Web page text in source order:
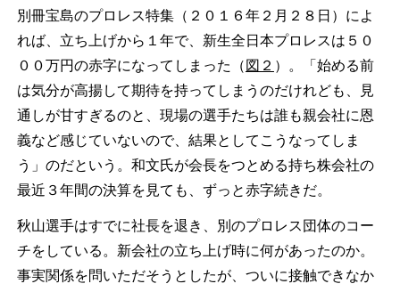
別冊宝島のプロレス特集（２０１６年２月２８日）によ
れば、立ち上げから１年で、新生全日本プロレスは５０
００万円の赤字になってしまった（ 図２ ）。「始める前
は気分が高揚して期待を持ってしまうのだけれども、見
通しが甘すぎるのと、現場の選手たちは誰も親会社に恩
義など感じていないので、結果としてこうなってしま
う」のだという。和文氏が会長をつとめる持ち株会社の
最近３年間の決算を見ても、ずっと赤字続きだ。
秋山選手はすでに社長を退き、別のプロレス団体のコー
チをしている。新会社の立ち上げ時に何があったのか。
事実関係を問いただそうとしたが、ついに接触できなか